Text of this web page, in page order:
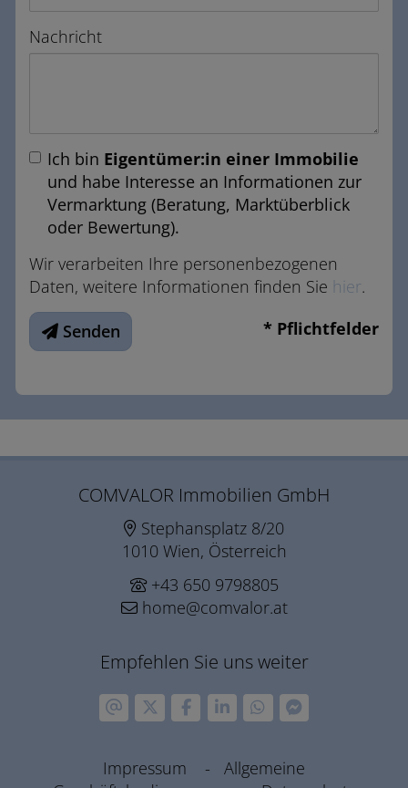
Nachricht
Ich bin Eigentümer:in einer Immobilie
und habe Interesse an Informationen zur
Vermarktung (Beratung, Marktüberblick
oder Bewertung).
Wir verarbeiten Ihre personenbezogenen
Daten, weitere Informationen finden Sie hier.
Senden * Pflichtfelder
COMVALOR Immobilien GmbH
Stephansplatz 8/20
1010 Wien, Österreich
+43 650 9798805
home@comvalor.at
Empfehlen Sie uns weiter
Impressum - Allgemeine